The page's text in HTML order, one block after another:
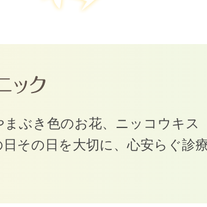
ぶき色のお花、ニッコウキス
その日を大切に、心安らぐ診